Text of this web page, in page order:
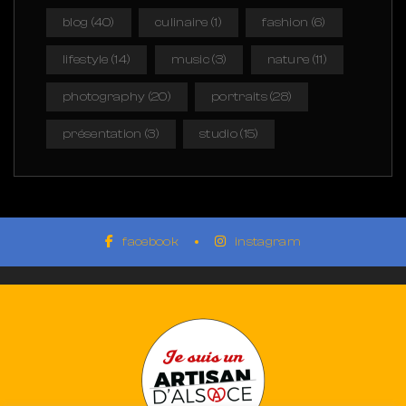
blog (40) culinaire (1) fashion (6)
lifestyle (14) music(3) nature (11)
photography (20) portraits(28)
présentation (3) studio(15)
facebook instagram